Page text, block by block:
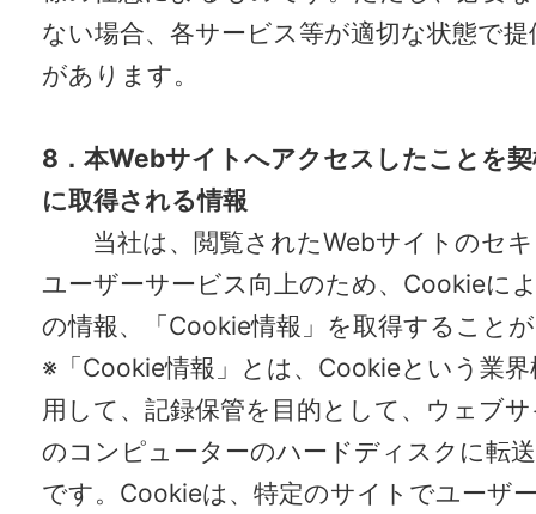
ない場合、各サービス等が適切な状態で
があります。
8 ．本Webサイトへアクセスしたことを
に取得される情報
当社は、閲覧されたWebサイトのセ
ユーザーサービス向上のため、 Cookieに
の情報、「Cookie情報」を取得すること
※ 「Cookie情報」とは、 Cookieという業
用して、記録保管を目的として、ウェブ
のコンピューターのハードディスクに転
です。 Cookieは、特定のサイトでユーザ